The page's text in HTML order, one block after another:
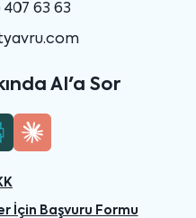
407 63 63
AI'a Sor
İçin Başvuru Formu